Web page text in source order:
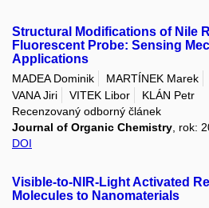
Structural Modifications of Nile
Fluorescent Probe: Sensing
Applications
MADEA Dominik MARTÍNEK Marek
VANA Jiri
VITEK Libor
KLÁN Petr
Recenzovaný odborný článek
Journal of Organic Chemistry, rok:
DOI
Visible-to-NIR-Light Activated
Molecules to Nanomaterials